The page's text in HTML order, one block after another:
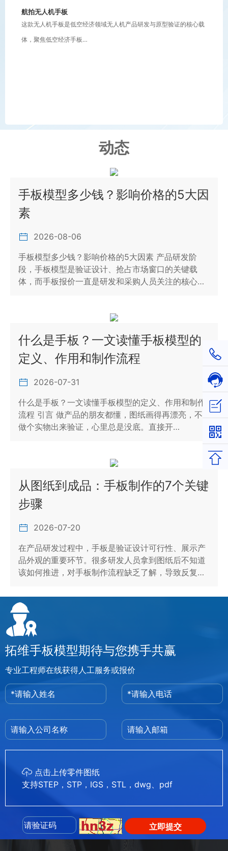
航拍无人机手板
这款无人机手板是低空经济领域无人机产品研发与原型验证的核心载
体，聚焦低空经济手板…
动态
手板模型多少钱？影响价格的5大因
素
2026-08-06
手板模型多少钱？影响价格的5大因素 产品研发阶
段，手板模型是验证设计、抢占市场窗口的关键载
体，而手板报价一直是研发和采购人员关注的核心…
什么是手板？一文读懂手板模型的
定义、作用和制作流程
2026-07-31
什么是手板？一文读懂手板模型的定义、作用和制作
流程 引言 做产品的朋友都懂，图纸画得再漂亮，不
做个实物出来验证，心里总是没底。直接开…
从图纸到成品：手板制作的7个关键
步骤
2026-07-20
在产品研发过程中，手板是验证设计可行性、展示产
品外观的重要环节。很多研发人员拿到图纸后不知道
该如何推进，对手板制作流程缺乏了解，导致反复…
拓维手板模型期待与您携手共赢
专业工程师在线获得人工服务或报价
点击上传零件图纸
支持STEP，STP，IGS，STL，dwg、pdf
立即提交
在线
立即
返回